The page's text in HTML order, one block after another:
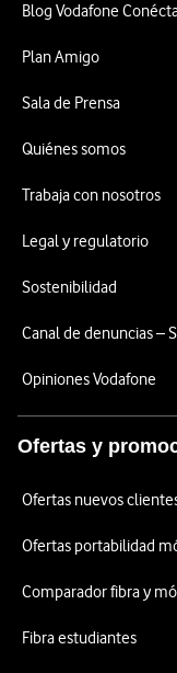
Blog Vodafone
Plan Amigo
Sala de Prensa
Quiénes somos
Trabaja con nosotros
Legal y regulatorio
Sostenibilidad
Canal de denuncias –
Opiniones Vodafone
Ofertas y
Ofertas nuevos
Ofertas portabilidad
Comparador fibra y
Fibra estudiantes